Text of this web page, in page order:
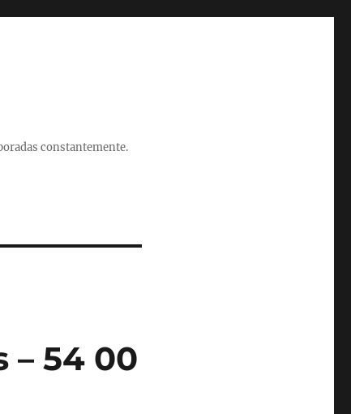
constantemente.
– 54 00